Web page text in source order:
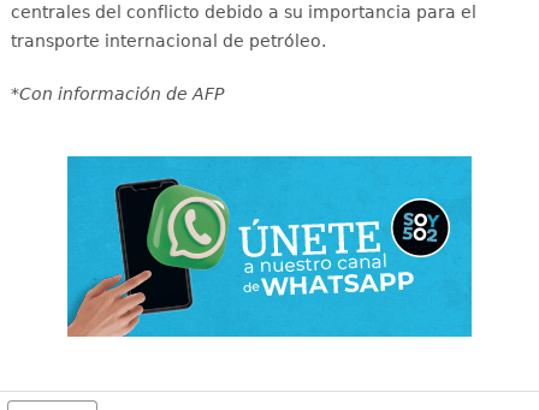
centrales del conflicto debido a su importancia para el
transporte internacional de petróleo.
*Con información de AFP